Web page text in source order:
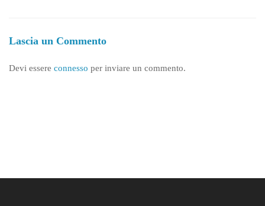
Lascia un Commento
Devi essere connesso per inviare un commento.